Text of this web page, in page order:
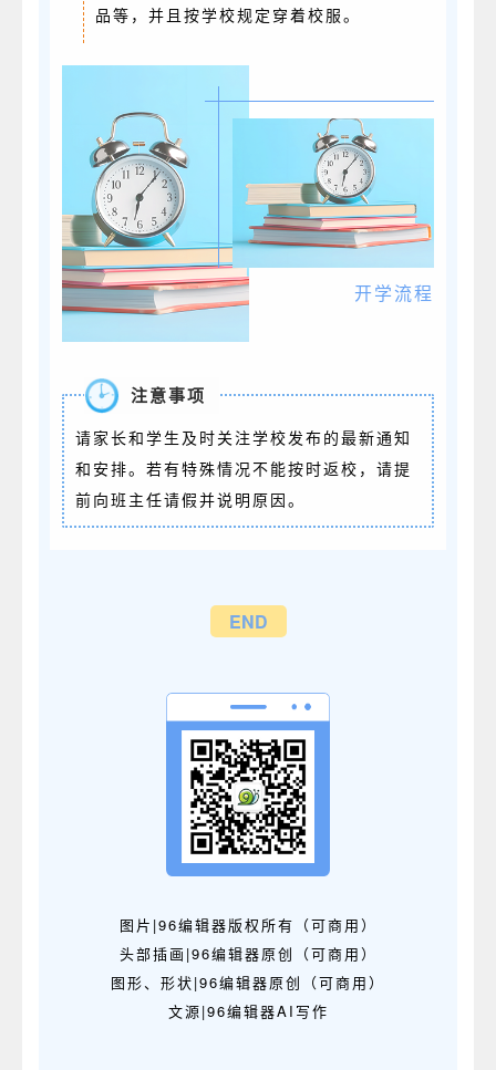
品等，并且按学校规定穿着校服。
开学流程
注意事项
请家长和学生及时关注学校发布的最新通知
和安排。若有特殊情况不能按时返校，请提
前向班主任请假并说明原因。
END
图片|96编辑器版权所有（可商用）
头部插画|96编辑器原创（可商用）
图形、形状|96编辑器原创（可商用）
文源|96编辑器AI写作